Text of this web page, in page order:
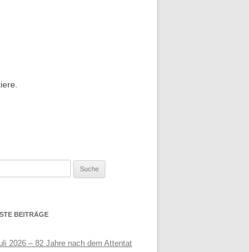
BEITRÄGE
2026 – 82 Jahre nach dem Attentat